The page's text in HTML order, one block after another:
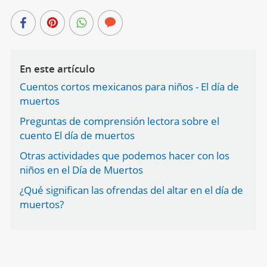
En este artículo
Cuentos cortos mexicanos para niños - El día de
muertos
Preguntas de comprensión lectora sobre el
cuento El día de muertos
Otras actividades que podemos hacer con los
niños en el Día de Muertos
¿Qué significan las ofrendas del altar en el día de
muertos?